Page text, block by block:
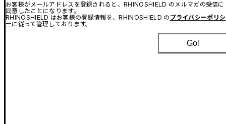
お客様がメールアドレスを登録されると、RHINOSHIELD のメルマガの受信に
同意したことになります。
RHINOSHIELD はお客様の登録情報を、RHINOSHIELD の プライバシーポリシ
ーに従って管理しております。
Go!